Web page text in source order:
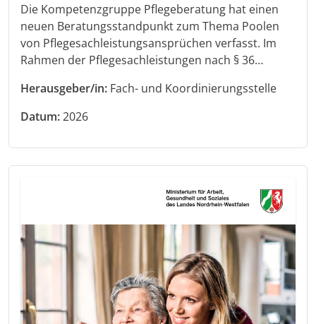
Die Kompetenzgruppe Pflegeberatung hat einen
neuen Beratungsstandpunkt zum Thema Poolen
von Pflegesachleistungsansprüchen verfasst. Im
Rahmen der Pflegesachleistungen nach § 36…
Herausgeber/in: Fach- und Koordinierungsstelle
Datum:2026